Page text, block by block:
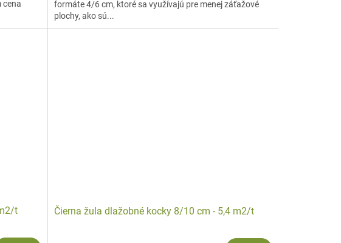
cena
formáte 4/6 cm, ktoré sa využívajú pre menej záťažové
plochy, ako sú...
t Čierna žula dlažobné kocky 8/10 cm - 5,4 m2/t